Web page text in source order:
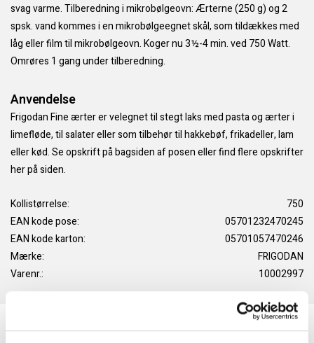
svag varme. Tilberedning i mikrobølgeovn: Ærterne (250 g) og 2
spsk. vand kommes i en mikrobølgeegnet skål, som tildækkes med
låg eller film til mikrobølgeovn. Koger nu 3½-4 min. ved 750 Watt.
Omrøres 1 gang under tilberedning.
Anvendelse
Frigodan Fine ærter er velegnet til stegt laks med pasta og ærter i
limefløde, til salater eller som tilbehør til hakkebøf, frikadeller, lam
eller kød. Se opskrift på bagsiden af posen eller find flere opskrifter
her på siden.
Kollistørrelse:
750
EAN kode pose:
05701232470245
EAN kode karton:
05701057470246
Mærke:
FRIGODAN
Varenr.:
10002997